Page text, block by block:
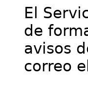
El
de
avisos
correo